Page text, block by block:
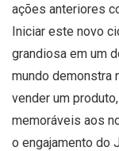
ações anteriores
Iniciar este novo
grandiosa em um
mundo demonstra
vender um
memoráveis aos
o engajamento do